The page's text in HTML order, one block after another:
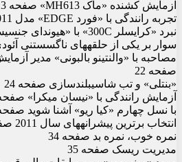
آزمایش کشنده «ماک MH613» صفحه 13
تجربه رانندگی با «فورد EDGE» مدل 2011 صفحه 16
نبرد «کرایسلر 300C» با «هیوندای جنسیس» سدان صفحه 18
سوار بر یکی از حلقه‏های ناگسستنی
مصاحبه با «والنتینو بالبونی» مدیر
صفحه 22
«بنتلی» و تب شاسی‏بلندسازی صفحه 24
آزمایش رانندگی با «نیسان میکرا» صفحه
با نسل چهارم «کیا ریو» آشنا شوید صفحه
انتخاب برترین پیشرانه‏های سال 2011 صفحه 30
نمره خوب، نمره بد صفحه 34
مدیریت ریسک صفحه 35